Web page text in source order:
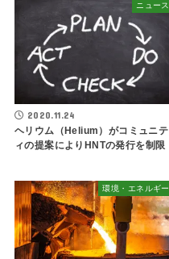
ニュース
2020.11.24
ヘリウム（Helium）がコミュニテ
ィの提案によりHNTの発行を制限
環境・エネルギー